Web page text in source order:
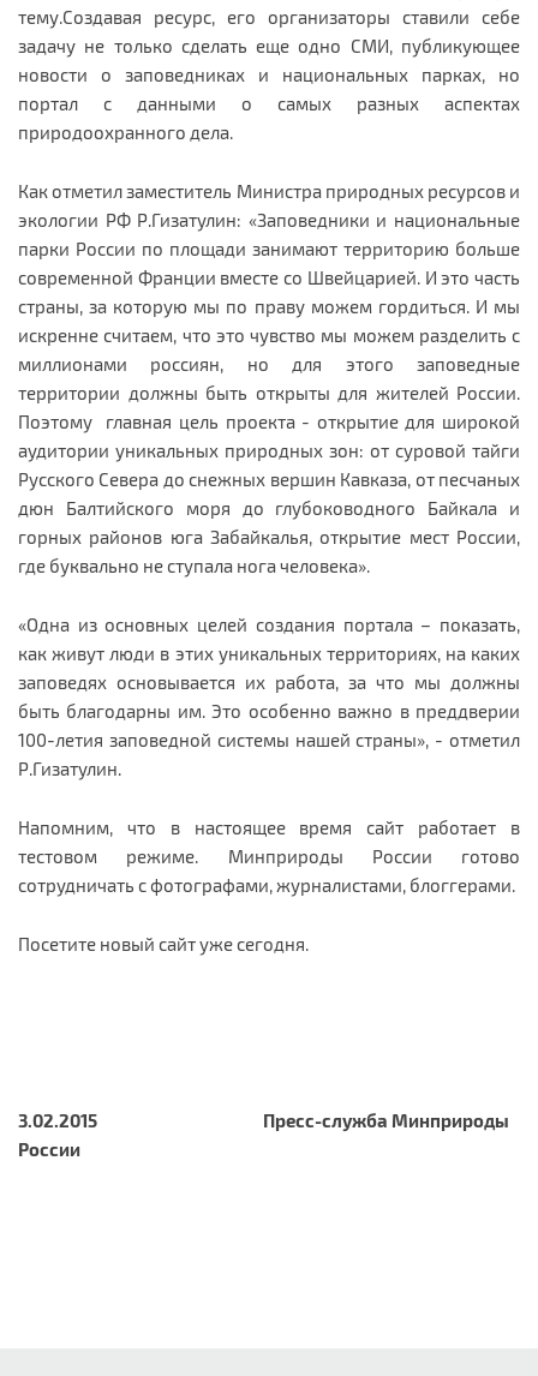
тему.Создавая ресурс, его организаторы ставили себе
задачу не только сделать еще одно СМИ, публикующее
новости о заповедниках и национальных парках, но
портал с данными о самых разных аспектах
природоохранного дела.
Как отметил заместитель Министра природных ресурсов и
экологии РФ Р.Гизатулин: «Заповедники и национальные
парки России по площади занимают территорию больше
современной Франции вместе со Швейцарией. И это часть
страны, за которую мы по праву можем гордиться. И мы
искренне считаем, что это чувство мы можем разделить с
миллионами россиян, но для этого заповедные
территории должны быть открыты для жителей России.
Поэтому главная цель проекта - открытие для широкой
аудитории уникальных природных зон: от суровой тайги
Русского Севера до снежных вершин Кавказа, от песчаных
дюн Балтийского моря до глубоководного Байкала и
горных районов юга Забайкалья, открытие мест России,
где буквально не ступала нога человека».
«Одна из основных целей создания портала – показать,
как живут люди в этих уникальных территориях, на каких
заповедях основывается их работа, за что мы должны
быть благодарны им. Это особенно важно в преддверии
100-летия заповедной системы нашей страны», - отметил
Р.Гизатулин.
Напомним, что в настоящее время сайт работает в
тестовом режиме. Минприроды России готово
сотрудничать с фотографами, журналистами, блоггерами.
Посетите новый сайт уже сегодня.
3.02.2015 Пресс-служба Минприроды
России